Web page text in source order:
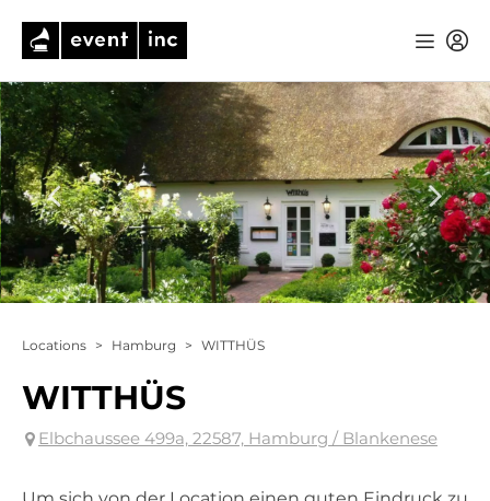
Locations > Hamburg > WITTHÜS
WITTHÜS
Elbchaussee 499a, 22587, Hamburg / Blankenese